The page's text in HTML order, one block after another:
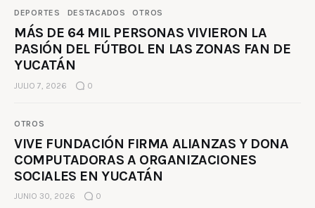
DEPORTES DESTACADOS OTROS
MÁS DE 64 MIL PERSONAS VIVIERON LA
PASIÓN DEL FÚTBOL EN LAS ZONAS FAN DE
YUCATÁN
JULIO 7, 2026 0
OTROS
VIVE FUNDACIÓN FIRMA ALIANZAS Y DONA
COMPUTADORAS A ORGANIZACIONES
SOCIALES EN YUCATÁN
JUNIO 30, 2026 0